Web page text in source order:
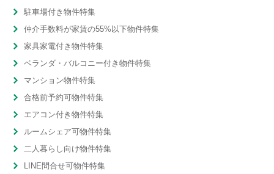
駐車場付き物件特集
仲介手数料が家賃の55%以下物件特集
家具家電付き物件特集
ベランダ・バルコニー付き物件特集
マンション物件特集
合格前予約可物件特集
エアコン付き物件特集
ルームシェア可物件特集
二人暮らし向け物件特集
LINE問合せ可物件特集